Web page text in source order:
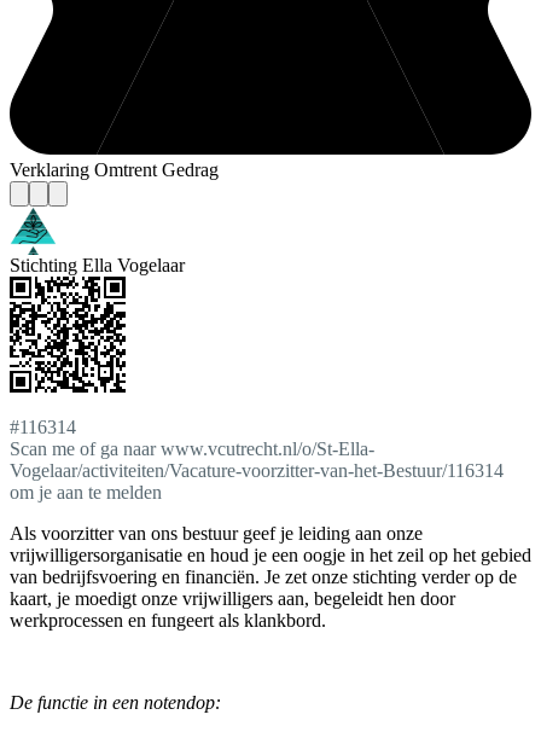
Verklaring Omtrent Gedrag
Stichting Ella Vogelaar
#116314
Scan me of ga naar www.vcutrecht.nl/o/St-Ella-
Vogelaar/activiteiten/Vacature-voorzitter-van-het-Bestuur/116314
om je aan te melden
Als voorzitter van ons bestuur geef je leiding aan onze
vrijwilligersorganisatie en houd je een oogje in het zeil op het gebied
van bedrijfsvoering en financiën. Je zet onze stichting verder op de
kaart, je moedigt onze vrijwilligers aan, begeleidt hen door
werkprocessen en fungeert als klankbord.
De functie in een notendop: